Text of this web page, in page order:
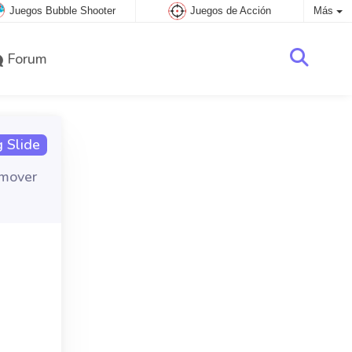
Juegos Bubble Shooter Juegos de Acción Más
Forum
Slide